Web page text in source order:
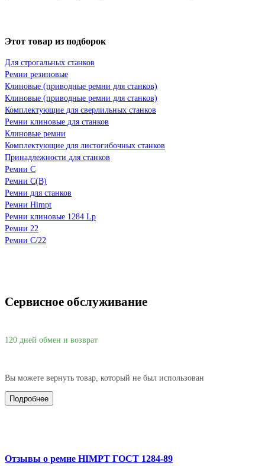
Этот товар из подборок
Для строгальных станков
Ремни резиновые
Клиновые (приводные ремни для станков)
Клиновые (приводные ремни для станков)
Комплектующие для сверлильных станков
Ремни клиновые для станков
Клиновые ремни
Комплектующие для листогибочных станков
Принадлежности для станков
Ремни C
Ремни C(В)
Ремни для станков
Ремни Himpt
Ремни клиновые 1284 Lp
Ремни 22
Ремни C/22
Сервисное обслуживание
120 дней обмен и возврат
Вы можете вернуть товар, который не был использован
Подробнее
Отзывы о ремне HIMPT ГОСТ 1284-89